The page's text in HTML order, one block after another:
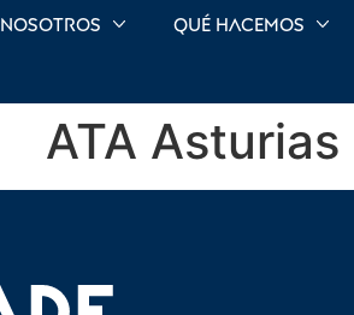
Nosotros Qué hacemos
ATA Asturias